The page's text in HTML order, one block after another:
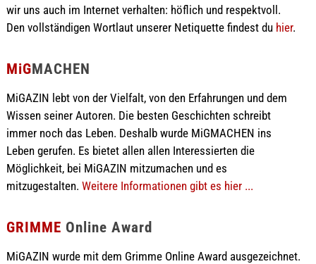
wir uns auch im Internet verhalten: höflich und respektvoll.
Den vollständigen Wortlaut unserer Netiquette findest du hier.
MiGMACHEN
MiGAZIN lebt von der Vielfalt, von den Erfahrungen und dem
Wissen seiner Autoren. Die besten Geschichten schreibt
immer noch das Leben. Deshalb wurde MiGMACHEN ins
Leben gerufen. Es bietet allen allen Interessierten die
Möglichkeit, bei MiGAZIN mitzumachen und es
mitzugestalten. Weitere Informationen gibt es hier ...
GRIMME Online Award
MiGAZIN wurde mit dem Grimme Online Award ausgezeichnet.